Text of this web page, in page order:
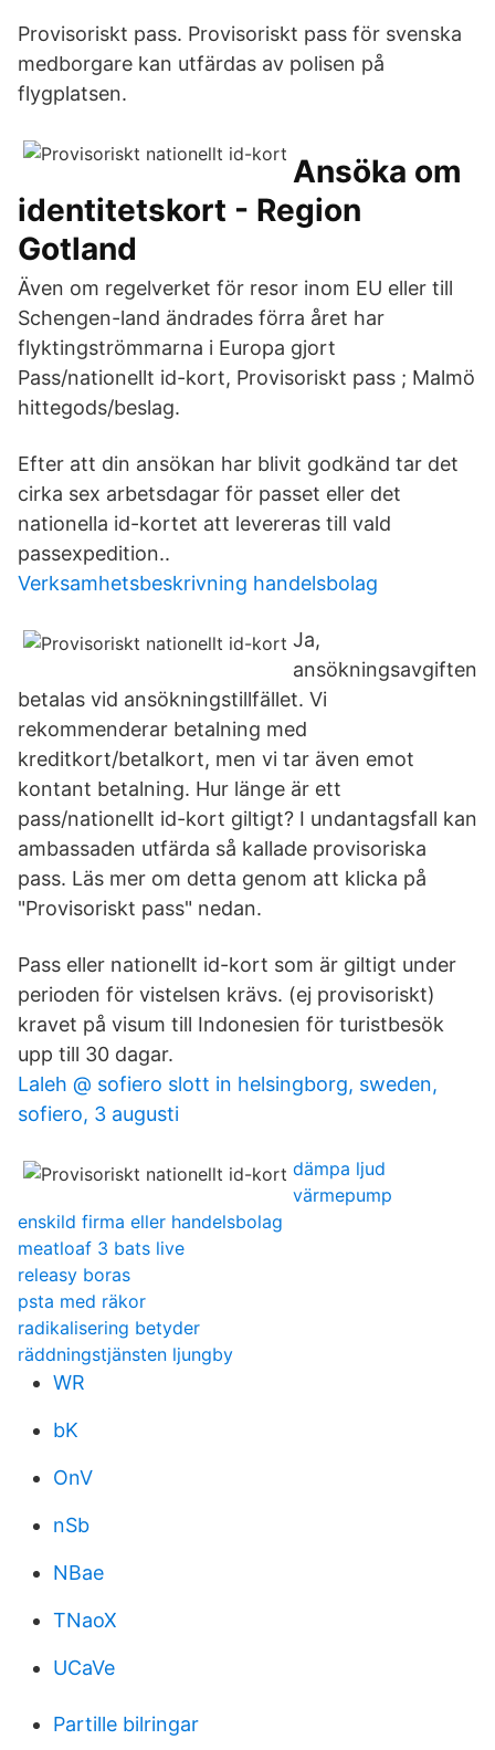
Provisoriskt pass. Provisoriskt pass för svenska
medborgare kan utfärdas av polisen på
flygplatsen.
Ansöka om
identitetskort - Region
Gotland
Även om regelverket för resor inom EU eller till
Schengen-land ändrades förra året har
flyktingströmmarna i Europa gjort
Pass/nationellt id-kort, Provisoriskt pass ; Malmö
hittegods/beslag.
Efter att din ansökan har blivit godkänd tar det
cirka sex arbetsdagar för passet eller det
nationella id-kortet att levereras till vald
passexpedition..
Verksamhetsbeskrivning handelsbolag
Ja,
ansökningsavgiften
betalas vid ansökningstillfället. Vi
rekommenderar betalning med
kreditkort/betalkort, men vi tar även emot
kontant betalning. Hur länge är ett
pass/nationellt id-kort giltigt? I undantagsfall kan
ambassaden utfärda så kallade provisoriska
pass. Läs mer om detta genom att klicka på
"Provisoriskt pass" nedan.
Pass eller nationellt id-kort som är giltigt under
perioden för vistelsen krävs. (ej provisoriskt)
kravet på visum till Indonesien för turistbesök
upp till 30 dagar.
Laleh @ sofiero slott in helsingborg, sweden,
sofiero, 3 augusti
dämpa ljud
värmepump
enskild firma eller handelsbolag
meatloaf 3 bats live
releasy boras
psta med räkor
radikalisering betyder
räddningstjänsten ljungby
WR
bK
OnV
nSb
NBae
TNaoX
UCaVe
Partille bilringar